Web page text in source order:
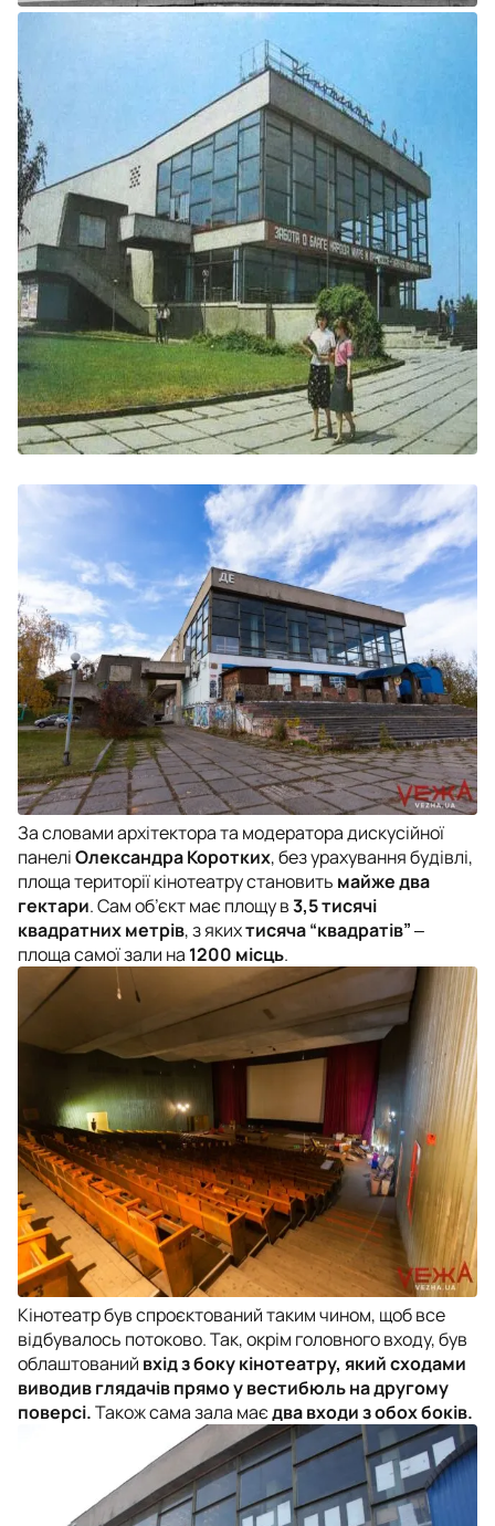
За словами архітектора та модератора дискусійної
панеліОлександра Коротких, без урахування будівлі,
площа території кінотеатру становить майже два
гектари. Сам об’єкт має площу в3,5 тисячі
квадратних метрів, з якихтисяча “квадратів”‒
площа самої зали на 1200 місць.
Кінотеатр був спроєктований таким чином, щоб все
відбувалось потоково. Так, окрім головного входу, був
облаштований вхід з боку кінотеатру, який сходами
виводив глядачів прямо у вестибюль на другому
поверсі.Також сама зала маєдва входи з обох боків.